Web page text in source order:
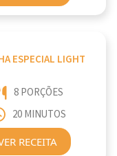
ESPECIAL LIGHT
8 PORÇÕES
20 MINUTOS
RECEITA